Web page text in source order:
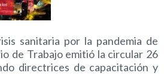
sanitaria por la pandemia de
de Trabajo emitió la circular 26
directrices de capacitación y